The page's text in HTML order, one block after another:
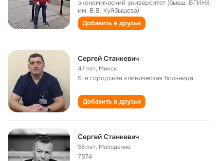
экономический университет (бывш. БГИНХ
им. В.В. Куйбышева)
Добавить в друзья
Сергей Станкевич
47 лет, Минск
5-я городская клиническая больница
Добавить в друзья
Сергей Станкевич
56 лет, Молодечно
7574